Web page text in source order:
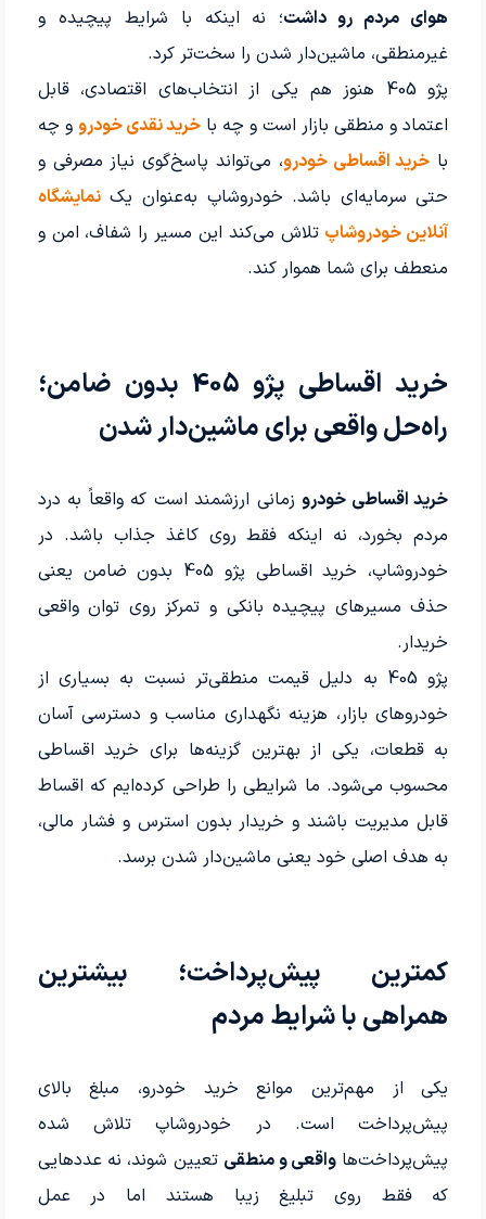
هوای مردم رو داشت؛ نه اینکه با شرایط پیچیده و
غیرمنطقی، ماشین‌دار شدن را سخت‌تر کرد.
پژو 405 هنوز هم یکی از انتخاب‌های اقتصادی، قابل
اعتماد و منطقی بازار است و چه باخرید نقدی خودرو و چه
با خرید اقساطی خودرو، می‌تواند پاسخ‌گوی نیاز مصرفی و
حتی سرمایه‌ای باشد. خودروشاپ به‌عنوان یکنمایشگاه
آنلاین خودروشاپ تلاش می‌کند این مسیر را شفاف، امن و
منعطف برای شما هموار کند.
خرید اقساطی پژو 405 بدون ضامن؛
راه‌حل واقعی برای ماشین‌دار شدن
خرید اقساطی خودروزمانی ارزشمند است که واقعاً به درد
مردم بخورد، نه اینکه فقط روی کاغذ جذاب باشد. در
خودروشاپ، خرید اقساطی پژو 405 بدون ضامن یعنی
حذف مسیرهای پیچیده بانکی و تمرکز روی توان واقعی
خریدار.
پژو 405 به دلیل قیمت منطقی‌تر نسبت به بسیاری از
خودروهای بازار، هزینه نگهداری مناسب و دسترسی آسان
به قطعات، یکی از بهترین گزینه‌ها برای خرید اقساطی
محسوب می‌شود. ما شرایطی را طراحی کرده‌ایم که اقساط
قابل مدیریت باشند و خریدار بدون استرس و فشار مالی،
به هدف اصلی خود یعنی ماشین‌دار شدن برسد.
کمترین پیش‌پرداخت؛ بیشترین
همراهی با شرایط مردم
یکی از مهم‌ترین موانع خرید خودرو، مبلغ بالای
پیش‌پرداخت است. در خودروشاپ تلاش شده
پیش‌پرداخت‌هاواقعی و منطقی تعیین شوند، نه عددهایی
که فقط روی تبلیغ زیبا هستند اما در عمل